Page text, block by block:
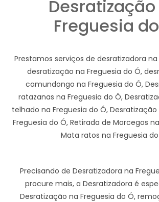
Freguesia
Prestamos serviços de desratizadora na
desratização na Freguesia do Ó,
camundongo na Freguesia do Ó,
ratazanas na Freguesia do Ó,
telhado na Freguesia do Ó,
Freguesia do Ó, Retirada de Morcegos
Mata ratos na Freguesia do
Precisando de Desratizadora na
procure mais, a Desratizadora é
Desratização na Freguesia do Ó,